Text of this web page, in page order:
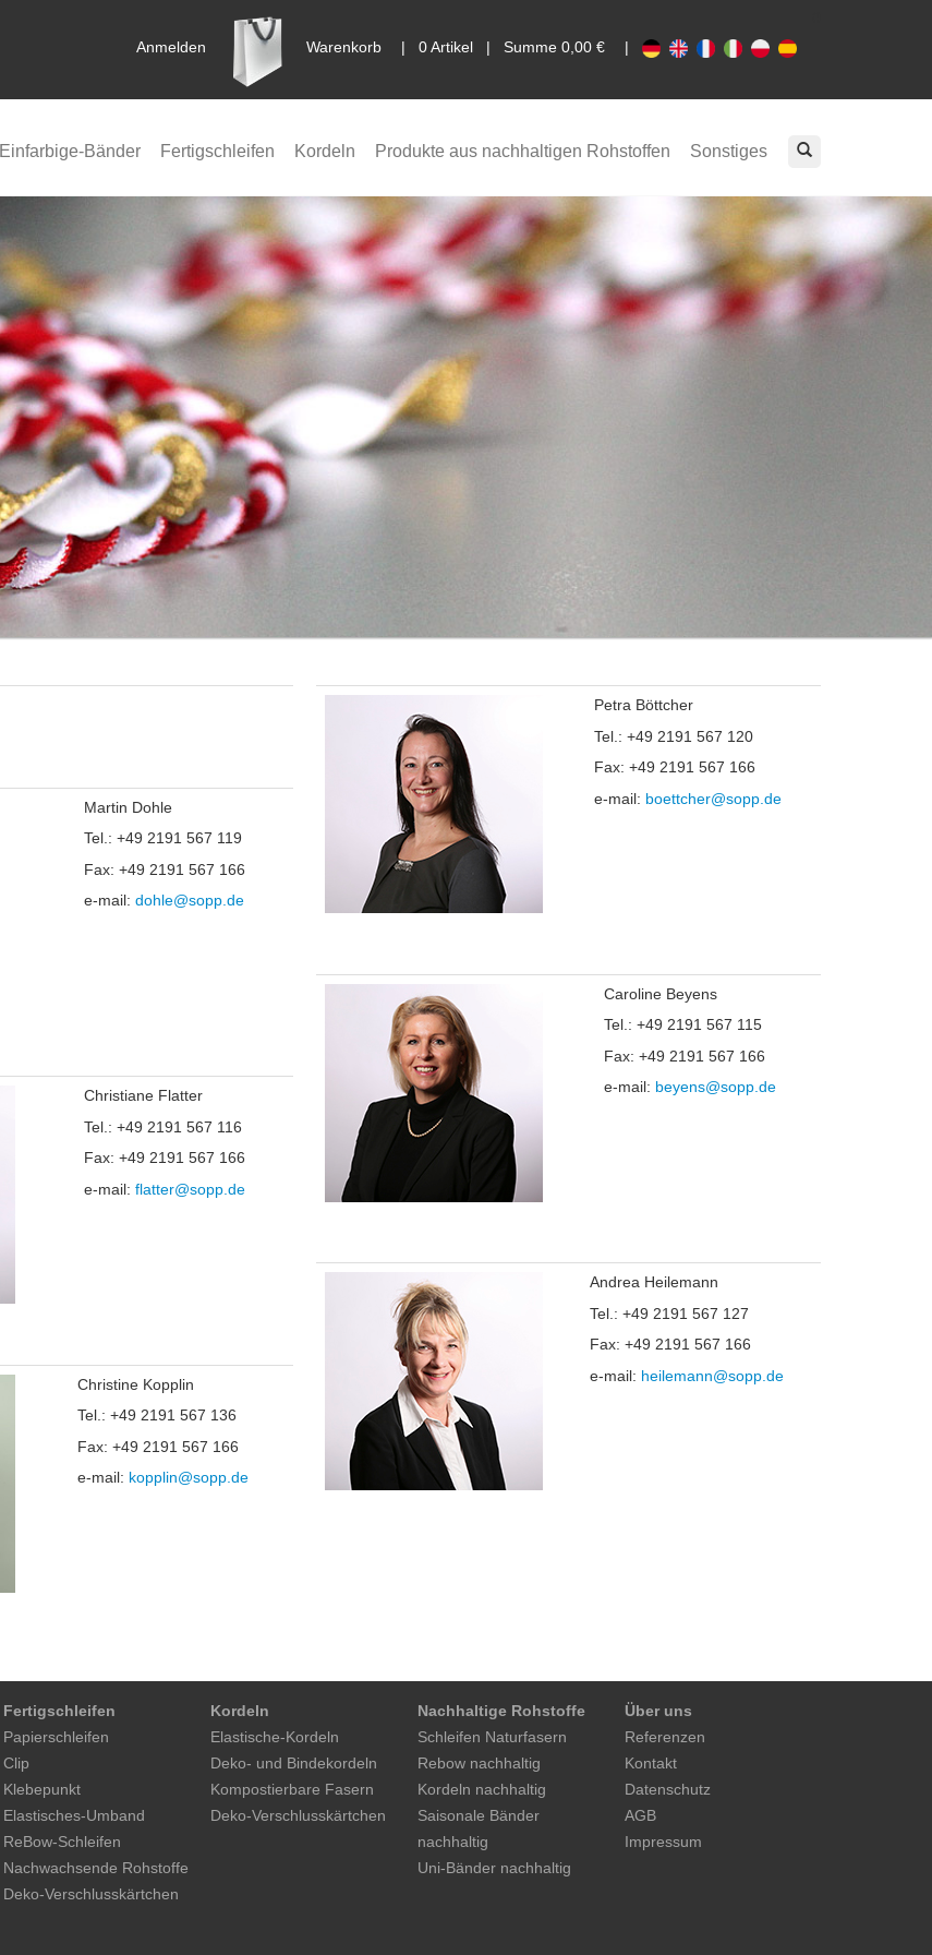
Anmelden
Warenkorb
| 0 Artikel | Summe 0,00 € |
Einfarbige-Bänder Fertigschleifen Kordeln Produkte aus nachhaltigen Rohstoffen Sonstiges
Martin Dohle
Tel.: +49 2191 567 119
Fax: +49 2191 567 166
e-mail:dohle@sopp.de
Christiane Flatter
Tel.: +49 2191 567 116
Fax: +49 2191 567 166
e-mail:flatter@sopp.de
Christine Kopplin
Tel.: +49 2191 567 136
Fax: +49 2191 567 166
e-mail: kopplin@sopp.de
Petra Böttcher
Tel.: +49 2191 567 120
Fax: +49 2191 567 166
e-mail: boettcher@sopp.de
Caroline Beyens
Tel.: +49 2191 567 115
Fax: +49 2191 567 166
e-mail: beyens@sopp.de
Andrea Heilemann
Tel.: +49 2191 567 127
Fax: +49 2191 567 166
e-mail: heilemann@sopp.de
Fertigschleifen
Papierschleifen
Clip
Klebepunkt
Elastisches-Umband
ReBow-Schleifen
Nachwachsende Rohstoffe
Deko-Verschlusskärtchen
Kordeln
Elastische-Kordeln
Deko- und Bindekordeln
Kompostierbare Fasern
Deko-Verschlusskärtchen
Nachhaltige Rohstoffe
Schleifen Naturfasern
Rebow nachhaltig
Kordeln nachhaltig
Saisonale Bänder
nachhaltig
Uni-Bänder nachhaltig
Über uns
Referenzen
Kontakt
Datenschutz
AGB
Impressum